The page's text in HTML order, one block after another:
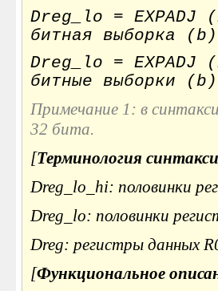
Dreg_lo =
битная выборка (b)
Dreg_lo =
битные выборки (b)
Примечание 1: в
32 бита.
[Терминология
Dreg_lo_hi: половинки
Dreg_lo: половинки
Dreg: регистры данных
[Функциональное